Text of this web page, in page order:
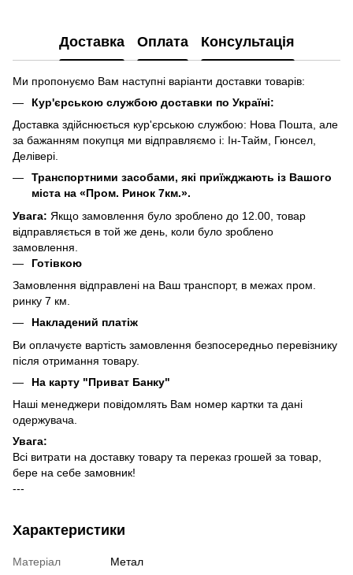
Доставка Оплата Консультація
Ми пропонуємо Вам наступні варіанти доставки товарів:
Кур'єрською службою доставки по Україні:
Доставка здійснюється кур'єрською службою: Нова Пошта, але
за бажанням покупця ми відправляємо і: Ін-Тайм, Гюнсел,
Делівері.
Транспортними засобами, які приїжджають із Вашого
міста на «Пром. Ринок 7км.».
Увага: Якщо замовлення було зроблено до 12.00, товар
відправляється в той же день, коли було зроблено
замовлення.
Готівкою
Замовлення відправлені на Ваш транспорт, в межах пром.
ринку 7 км.
Накладений платіж
Ви оплачуєте вартість замовлення безпосередньо перевізнику
після отримання товару.
На карту "Приват Банку"
Наші менеджери повідомлять Вам номер картки та дані
одержувача.
Увага:
Всі витрати на доставку товару та переказ грошей за товар,
бере на себе замовник!
---
Характеристики
Матеріал
Метал